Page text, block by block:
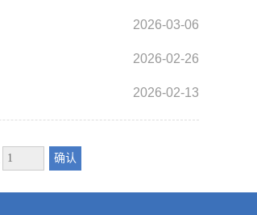
2026-03-06
2026-02-26
2026-02-13
确认